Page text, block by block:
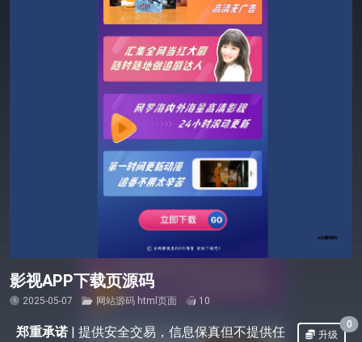
影视APP下载页源码
2025-05-07 网站源码 html页面 10
郑重承诺 | 提供安全交易，信息保真但不提供任
升级
0